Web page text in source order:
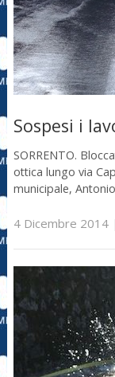
Sospesi i
SORRENTO.
ottica lungo via
municipale,
4 Dicembre 2014|